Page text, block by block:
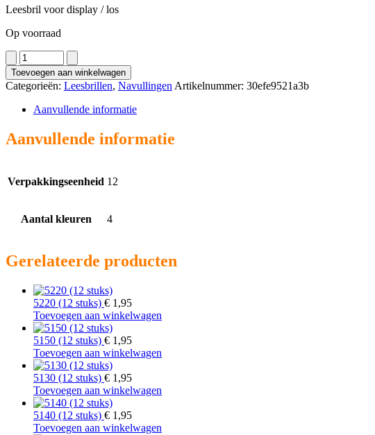
Leesbril voor display / los
Op voorraad
5060
(12
stuks)
aantal
Toevoegen aan winkelwagen
Categorieën: Leesbrillen, Navullingen Artikelnummer: 30efe9521a3b
Aanvullende informatie
Aanvullende informatie
Verpakkingseenheid 12
Aantal kleuren 4
Gerelateerde producten
5220 (12 stuks) € 1,95
Toevoegen aan winkelwagen
5150 (12 stuks) € 1,95
Toevoegen aan winkelwagen
5130 (12 stuks) € 1,95
Toevoegen aan winkelwagen
5140 (12 stuks) € 1,95
Toevoegen aan winkelwagen